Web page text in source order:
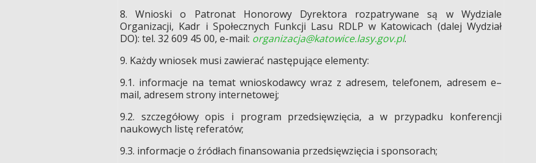
8. Wnioski o Patronat Honorowy Dyrektora rozpatrywane są w Wydziale
Organizacji, Kadr i Społecznych Funkcji Lasu RDLP w Katowicach (dalej Wydział
DO): tel. 32 609 45 00, e-mail: organizacja@katowice.lasy.gov.pl.
9. Każdy wniosek musi zawierać następujące elementy:
9.1. informacje na temat wnioskodawcy wraz z adresem, telefonem, adresem e–
mail, adresem strony internetowej;
9.2. szczegółowy opis i program przedsięwzięcia, a w przypadku konferencji
naukowych listę referatów;
9.3. informacje o źródłach finansowania przedsięwzięcia i sponsorach;